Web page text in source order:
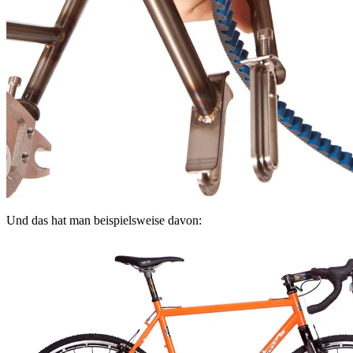
Und das hat man beispielsweise davon: